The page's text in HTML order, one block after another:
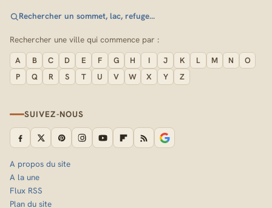
Rechercher un sommet, lac, refuge…
Rechercher une ville qui commence par :
A B C D E F G H I J K L M N
O
P
Q R S T U V W X Y Z
SUIVEZ-NOUS
A propos du site
A la une
Flux RSS
Plan du site